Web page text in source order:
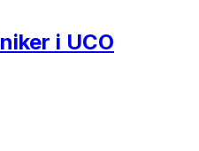
i UCO